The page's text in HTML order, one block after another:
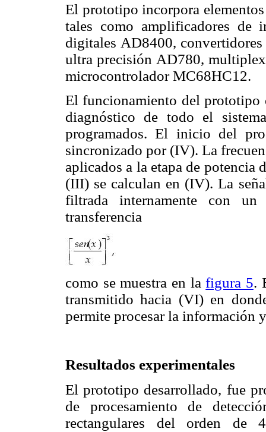
El prototipo incorpora
tales como amplificadores de
digitales AD8400,
ultra precisión AD780,
microcontrolador MC68HC12.
El funcionamiento del prototipo
diagnóstico de todo el
programados. El inicio del
sincronizado por (IV). La
aplicados a la etapa de
(III) se calculan en (IV). La
filtrada internamente con
transferencia
como se muestra en lafigura 5.
transmitido hacia (VI) en
permite procesar la información
Resultados experimentales
El prototipo desarrollado, fue
de procesamiento de
rectangulares del orden de